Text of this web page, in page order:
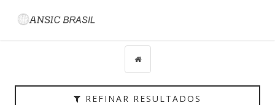
REFINAR RESULTADOS